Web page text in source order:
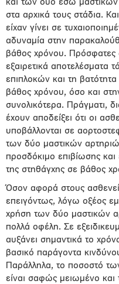
και των δύο έσω μαστικών
στα αρχικά τους στάδια.
είχαν γίνει σε
αδυναμία στην
βάθος χρόνου. Πρόσφατες
εξαιρετικά αποτελέσματα
επιπλοκών και τη
βάθος χρόνου, όσο και
συνολικότερα. Πράγματι,
έχουν αποδείξει ότι οι
υποβάλλονται σε
των δύο μαστικών
προσδόκιμο επιβίωσης
της στηθάγχης σε βάθος
Όσον αφορά στους
επειγόντως, λόγω οξέος
χρήση των δύο μαστικών
πολλά οφέλη. Σε
αυξάνει σημαντικά το
βασικό παράγοντα
Παράλληλα, το ποσοστό
είναι σαφώς μειωμένο και